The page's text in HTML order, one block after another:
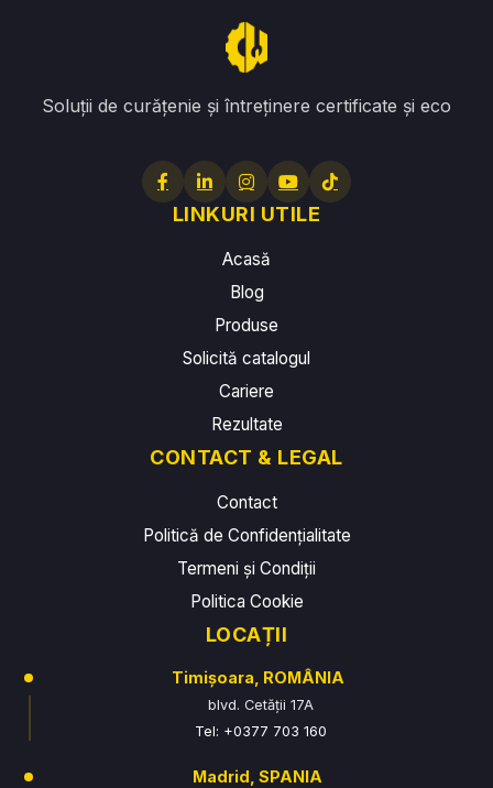
Soluții de curățenie și întreținere certificate și eco
LINKURI UTILE
Acasă
Blog
Produse
Solicită catalogul
Cariere
Rezultate
CONTACT & LEGAL
Contact
Politică de Confidențialitate
Termeni și Condiții
Politica Cookie
LOCAȚII
Timișoara, ROMÂNIA
blvd. Cetății 17A
Tel: +0377 703 160
Madrid, SPANIA